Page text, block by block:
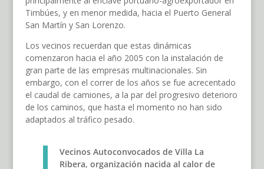
Timbúes, y en menor medida, hacia el Puerto General
San Martín y San Lorenzo.
Los vecinos recuerdan que estas dinámicas
comenzaron hacia el año 2005 con la instalación de
gran parte de las empresas multinacionales. Sin
embargo, con el correr de los años se fue acrecentado
el caudal de camiones, a la par del progresivo deterioro
de los caminos, que hasta el momento no han sido
adaptados al tráfico pesado.
Vecinos Autoconvocados de Villa La
Ribera, organización nacida al calor de